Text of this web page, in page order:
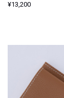
¥13,200